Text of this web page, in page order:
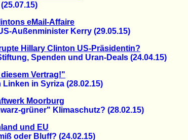
eMail-Affaire
Außenminister Kerry (29.05.15)
Hillary Clinton US-Präsidentin?
Spenden und Uran-Deals (24.04.15)
Vertrag!"
in Syriza (28.02.15)
Moorburg
grüner" Klimaschutz? (28.02.15)
und EU
oder Bluff? (24.02.15)